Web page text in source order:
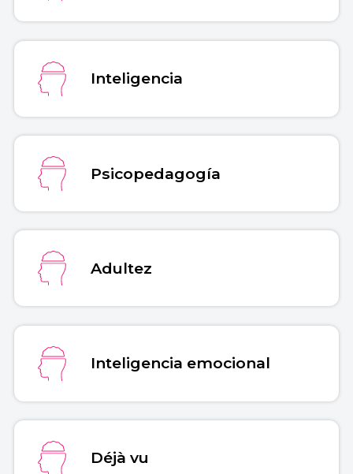
Inteligencia
Psicopedagogía
Adultez
Inteligencia emocional
Déjà vu